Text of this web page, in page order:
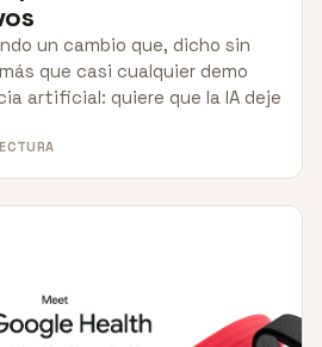
un cambio que, dicho sin
que casi cualquier demo
artificial: quiere que la IA deje